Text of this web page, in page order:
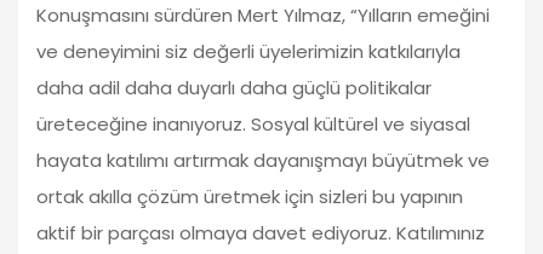
Konuşmasını sürdüren Mert Yılmaz, “Yılların emeğini
ve deneyimini siz değerli üyelerimizin katkılarıyla
daha adil daha duyarlı daha güçlü politikalar
üreteceğine inanıyoruz. Sosyal kültürel ve siyasal
hayata katılımı artırmak dayanışmayı büyütmek ve
ortak akılla çözüm üretmek için sizleri bu yapının
aktif bir parçası olmaya davet ediyoruz. Katılımınız